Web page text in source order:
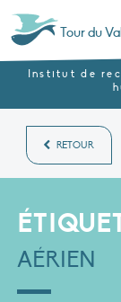
Tour du
Institut de
RETOUR
AÉRIEN